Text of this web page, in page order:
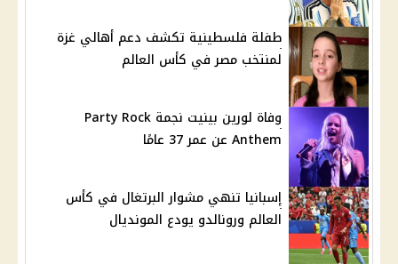
طفلة فلسطينية تكشف دعم أهالي غزة
لمنتخب مصر في كأس العالم
وفاة لورين بينيت نجمة Party Rock
Anthem عن عمر 37 عامًا
إسبانيا تنهي مشوار البرتغال في كأس
العالم ورونالدو يودع المونديال